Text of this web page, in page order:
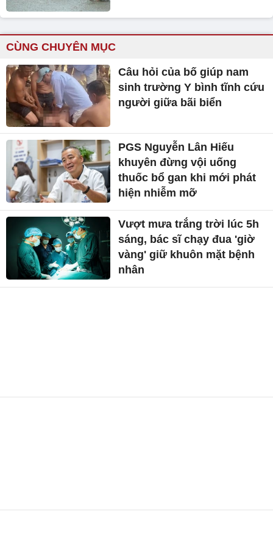
CÙNG CHUYÊN MỤC
Câu hỏi của bố giúp nam
sinh trường Y bình tĩnh cứu
người giữa bãi biển
PGS Nguyễn Lân Hiếu
khuyên đừng vội uống
thuốc bổ gan khi mới phát
hiện nhiễm mỡ
Vượt mưa trắng trời lúc 5h
sáng, bác sĩ chạy đua 'giờ
vàng' giữ khuôn mặt bệnh
nhân